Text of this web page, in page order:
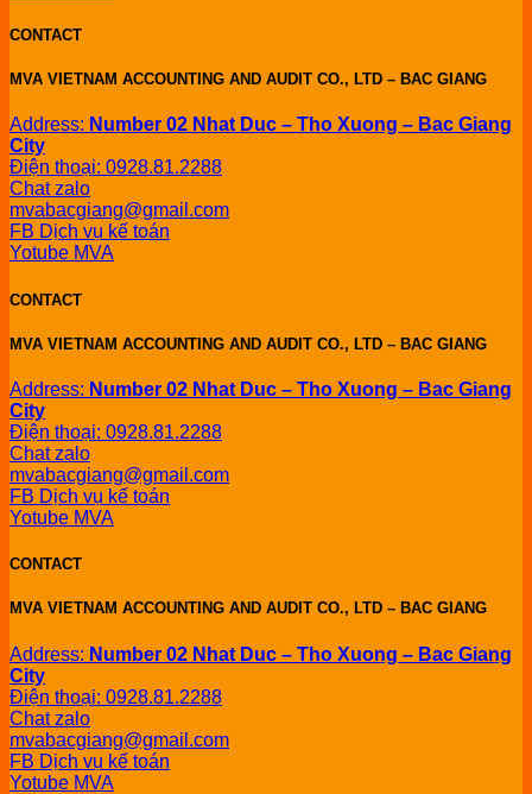
CONTACT
MVA VIETNAM ACCOUNTING AND AUDIT CO., LTD – BAC GIANG
Address: Number 02 Nhat Duc – Tho Xuong – Bac Giang
City
Điện thoại: 0928.81.2288
Chat zalo
mvabacgiang@gmail.com
FB Dịch vụ kế toán
Yotube MVA
CONTACT
MVA VIETNAM ACCOUNTING AND AUDIT CO., LTD – BAC GIANG
Address: Number 02 Nhat Duc – Tho Xuong – Bac Giang
City
Điện thoại: 0928.81.2288
Chat zalo
mvabacgiang@gmail.com
FB Dịch vụ kế toán
Yotube MVA
CONTACT
MVA VIETNAM ACCOUNTING AND AUDIT CO., LTD – BAC GIANG
Address: Number 02 Nhat Duc – Tho Xuong – Bac Giang
City
Điện thoại: 0928.81.2288
Chat zalo
mvabacgiang@gmail.com
FB Dịch vụ kế toán
Yotube MVA